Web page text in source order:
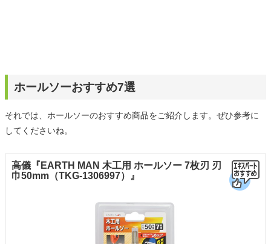
ホールソーおすすめ7選
それでは、ホールソーのおすすめ商品をご紹介します。ぜひ参考に
してくださいね。
高儀『EARTH MAN 木工用 ホールソー 7枚刃 刃
巾50mm（TKG-1306997）』